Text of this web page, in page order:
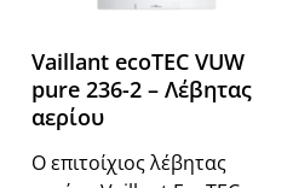
Vaillant ecoTEC VUW
pure 236-2 – Λέβητας
αερίου
Ο επιτοίχιος λέβητας